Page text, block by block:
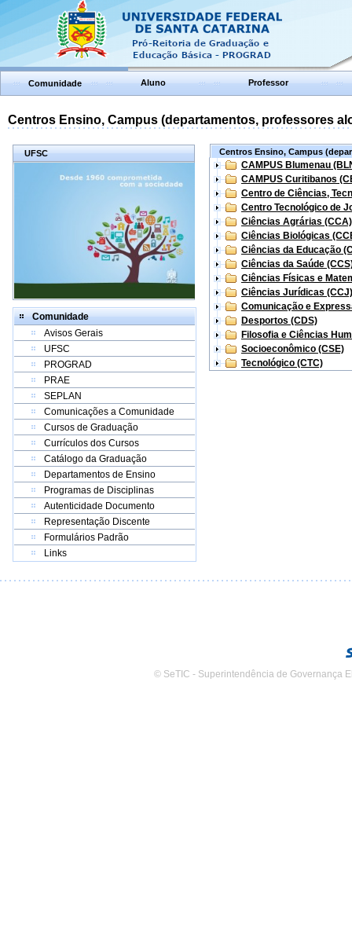
Comunidade Aluno Professor
Centros Ensino, Campus (departamentos, professores
UFSC
Comunidade
Avisos Gerais
UFSC
PROGRAD
PRAE
SEPLAN
Comunicações a Comunidade
Cursos de Graduação
Currículos dos Cursos
Catálogo da Graduação
Departamentos de Ensino
Programas de Disciplinas
Autenticidade Documento
Representação Discente
Formulários Padrão
Links
Centros Ensino, Campus
CAMPUS Blumenau
CAMPUS Curitibanos
Centro de Ciências,
Centro Tecnológico de
Ciências Agrárias (CCA)
Ciências Biológicas
Ciências da Educação
Ciências da Saúde
Ciências Físicas e
Ciências Jurídicas (CCJ)
Comunicação e
Desportos (CDS)
Filosofia e Ciências
Socioeconômico (CSE)
Tecnológico (CTC)
© SeTIC - Superintendência de Governança